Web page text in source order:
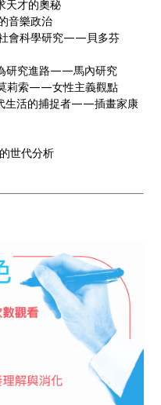
才的奧秘
音樂政治
會科學研究——貝多芬
研究進路——馬內研究
莉索——女性主義觀點
生活的捕捉者——插畫家康
世代分析